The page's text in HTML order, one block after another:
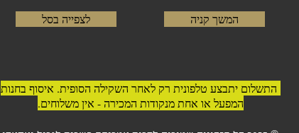
לצפייה בסל המשך קניה
התשלום יתבצע טלפונית רק לאחר השקילה הסופית. איסוף בחנות
המפעל או אחת מנקודות המכירה - אין משלוחים.